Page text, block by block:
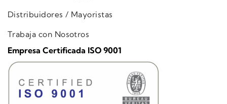
Distribuidores / Mayoristas
Trabaja con Nosotros
Empresa Certificada ISO 9001